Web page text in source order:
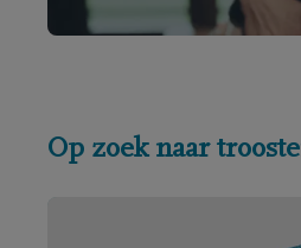
Op zoek naar